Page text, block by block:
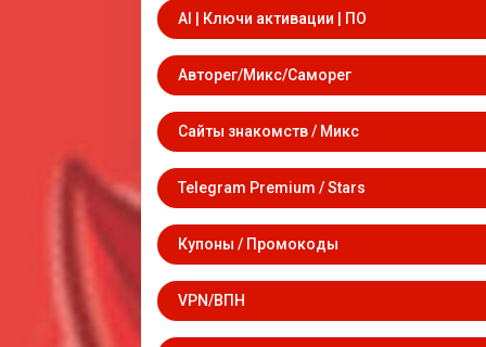
AI | Ключи активации | ПО
Авторег/Микс/Саморег
Сайты знакомств / Микс
Telegram Premium / Stars
Купоны / Промокоды
VPN/ВПН